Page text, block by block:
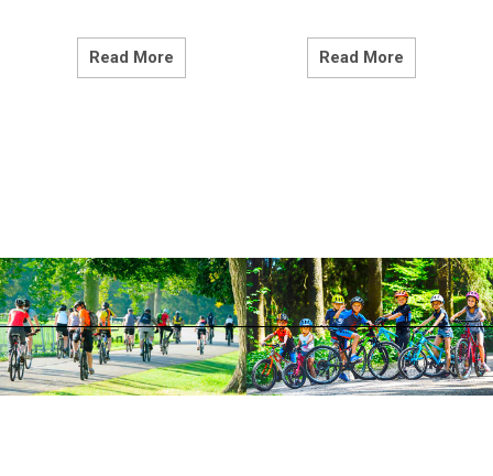
Read More Read More